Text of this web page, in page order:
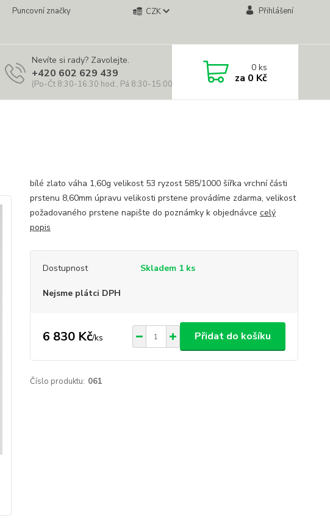
Puncovní značky
CZK Přihlášení
Nevíte si rady? Zavolejte.
+420 602 629 439
(Po-Čt 8:30-16:30 hod., Pá 8:30-15:00 hod.)
0ks
za 0 Kč
bílé zlato váha 1,60g velikost 53 ryzost 585/1000 šířka vrchní části
prstenu 8,60mm úpravu velikosti prstene provádíme zdarma, velikost
požadovaného prstene napište do poznámky k objednávce celý
popis
Dostupnost Skladem 1 ks
Nejsme plátci DPH
6 830 Kč/ks Přidat do košíku
Číslo produktu: 061